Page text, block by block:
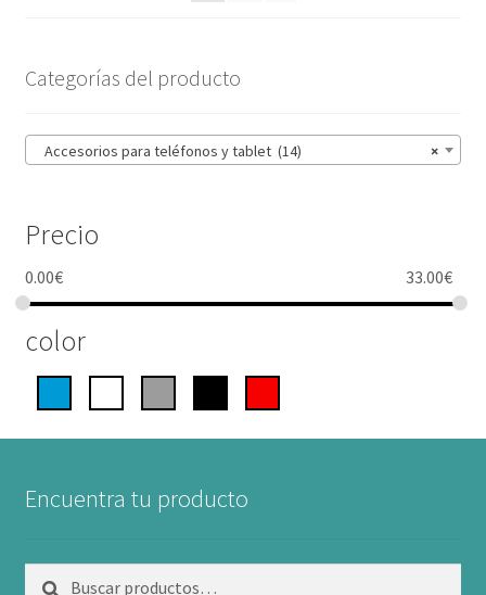
Categorías del producto
×
Accesorios para teléfonos y tablet (14)
Precio
0.00€ 33.00€
color
Encuentra tu producto
Buscar
Buscar